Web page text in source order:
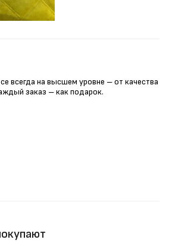
всегда на высшем уровне – от качества
заказ – как подарок.